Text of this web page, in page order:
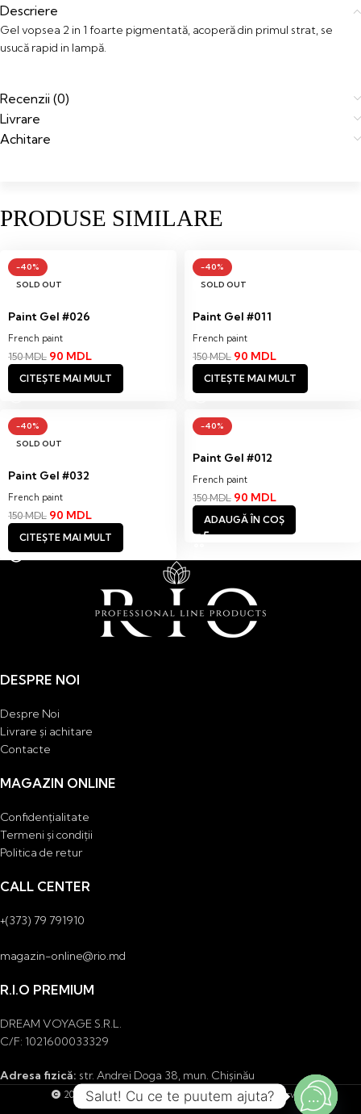
Descriere
Gel vopsea 2 in 1 foarte pigmentată, acoperă din primul strat, se
usucă rapid in lampă.
Recenzii (0)
Livrare
Achitare
PRODUSE SIMILARE
-40%
SOLD OUT
Paint Gel #026
French paint
150MDL 90 MDL
CITEȘTE MAI MULT
-40%
SOLD OUT
Paint Gel #011
French paint
150MDL 90 MDL
CITEȘTE MAI MULT
-40%
SOLD OUT
Paint Gel #032
French paint
150MDL 90 MDL
CITEȘTE MAI MULT
-40%
Paint Gel #012
French paint
150MDL 90 MDL
ADAUGĂ ÎN COȘ
DESPRE NOI
Despre Noi
Livrare și achitare
Contacte
MAGAZIN ONLINE
Confidențialitate
Termeni și condiții
Politica de retur
CALL CENTER
+(373) 79 791910
magazin-online@rio.md
R.I.O PREMIUM
DREAM VOYAGE S.R.L.
C/F: 1021600033329
Adresa fizică: str. Andrei Doga 38, mun. Chişinău
2026 DREAM VOYAGE S.R.L.. Toate drepturile rezervate.
Salut! Cu ce te puutem ajuta?